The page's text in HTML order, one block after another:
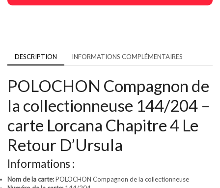
DESCRIPTION INFORMATIONS COMPLÉMENTAIRES
POLOCHON Compagnon de
la collectionneuse 144/204 –
carte Lorcana Chapitre 4 Le
Retour D’Ursula
Informations :
Nom de la carte:POLOCHON Compagnon de la collectionneuse